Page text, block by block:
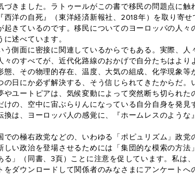
きました。ラトゥールがこの書で移民の問題点に触
洋の自死』（東洋経済新報社、2018年）を取り寄
きているのです。移民についてのヨーロッパの人
述べています。
側面に密接に関連しているからでもある。実際、人
のすべてが、近代化路線のおかげで自分たちはより
、その物理的存在、温度、大気の組成、化学現象等
日にか必ず解決する、そう信じられてきたからだ。
ユートピアは、気候変動によって突然断ち切られた
の、空中に宙ぶらりんになっている自分自身を発見
は、ヨーロッパ人の感覚に、『ホームレスのような
の極右政党などの、いわゆる「ポピュリズム」政党
い政治を登場させるためには「集団的な模索の方法
」（同書、3頁）ことに注意を促しています。私は
ダウンロードして関係者のみなさまにアンケートへ